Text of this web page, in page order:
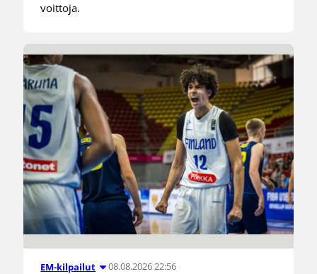
voittoja.
EM-kilpailut 08.08.2026 22:56